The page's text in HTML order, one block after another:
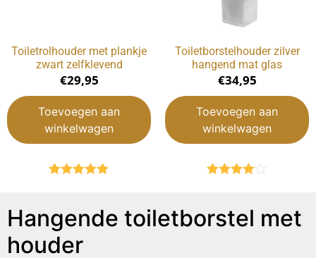
Toiletrolhouder met plankje
zwart zelfklevend
€29,95
Toevoegen aan
winkelwagen
Toiletborstelhouder zilver
hangend mat glas
€34,95
Toevoegen aan
winkelwagen
Hangende toiletborstel met
houder